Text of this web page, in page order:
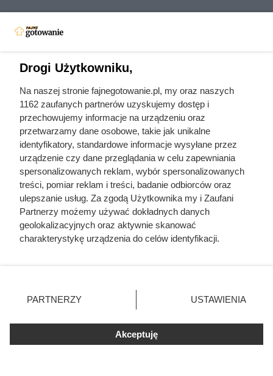
Czytaj także:
Ta Polka trzymała w garści europejską elitę. Jej
majątek i osiągnięcia przyprawiają o zawrót głowy
kobieta musiała zrobić to chociaż raz w życiu
Odarci ze skóry, rozcięci piłą i przybici do krzyża
głową w dół. Mroczny i krwawy koniec uczniów
Drogi Użytkowniku,
Na naszej stronie fajnegotowanie.pl, my oraz naszych
1162 zaufanych partnerów uzyskujemy dostęp i
przechowujemy informacje na urządzeniu oraz
przetwarzamy dane osobowe, takie jak unikalne
identyfikatory, standardowe informacje wysyłane przez
urządzenie czy dane przeglądania w celu zapewniania
spersonalizowanych reklam, wybór spersonalizowanych
treści, pomiar reklam i treści, badanie odbiorców oraz
ulepszanie usług. Za zgodą Użytkownika my i Zaufani
Partnerzy możemy używać dokładnych danych
geolokalizacyjnych oraz aktywnie skanować
charakterystykę urządzenia do celów identyfikacji.
zmienić/wycofać klikając przycisk ustawień prywatności
znajdujący się w lewym dolnym rogu strony
rodzaje przetwarzania danych nie wymagają zgody
użytkownika, ale masz prawo sprzeciwić się takiemu
przetwarzaniu. Preferencje będą miały zastosowania tylko
PARTNERZY USTAWIENIA
Akceptuję